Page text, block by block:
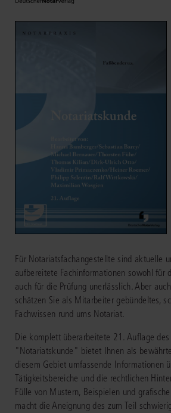
Für Notariatsfachangestellte sind aktuelle
aufbereitete Fachinformationen sowohl für
auch für die Prüfung unerlässlich. Aber
schätzen Sie als Mitarbeiter gebündeltes,
Fachwissen rund ums Notariat.
Die komplett überarbeitete 21. Auflage des
"Notariatskunde" bietet Ihnen als
diesem Gebiet umfassende Informationen
Tätigkeitsbereiche und die rechtlichen
Fülle von Mustern, Beispielen und
macht die Aneignung des zum Teil